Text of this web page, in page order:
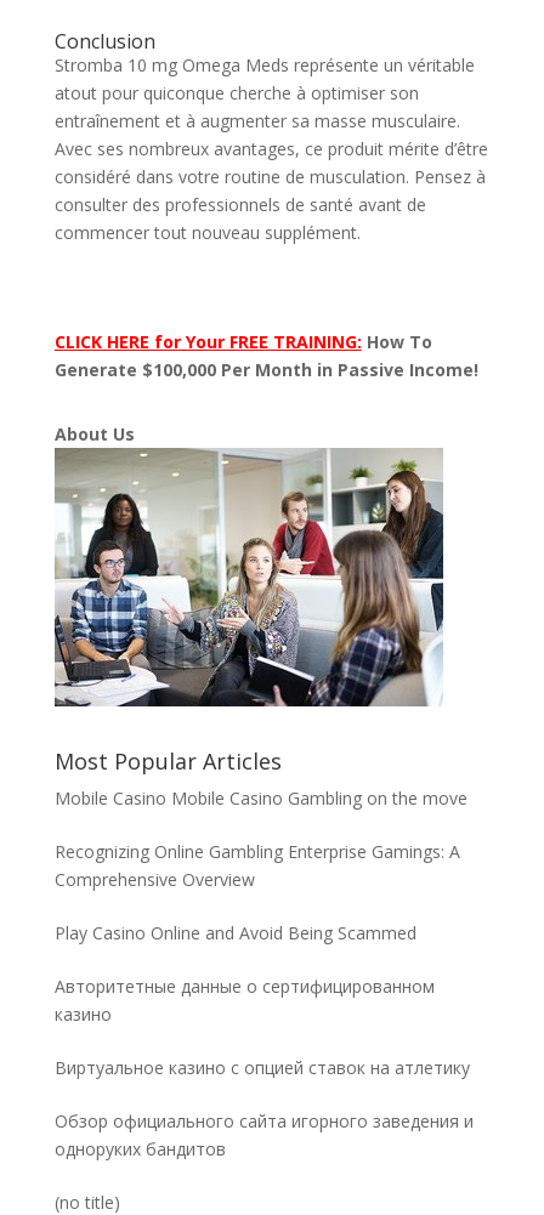
Conclusion
Stromba 10 mg Omega Meds représente un véritable
atout pour quiconque cherche à optimiser son
entraînement et à augmenter sa masse musculaire.
Avec ses nombreux avantages, ce produit mérite d’être
considéré dans votre routine de musculation. Pensez à
consulter des professionnels de santé avant de
commencer tout nouveau supplément.
CLICK HERE for Your FREE TRAINING: How To
Generate $100,000 Per Month in Passive Income!
About Us
Most Popular Articles
Mobile Casino Mobile Casino Gambling on the move
Recognizing Online Gambling Enterprise Gamings: A
Comprehensive Overview
Play Casino Online and Avoid Being Scammed
Авторитетные данные о сертифицированном
казино
Виртуальное казино с опцией ставок на атлетику
Обзор официального сайта игорного заведения и
одноруких бандитов
(no title)Post